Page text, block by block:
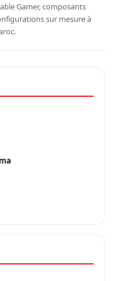
Gamer, composants
sur mesure à